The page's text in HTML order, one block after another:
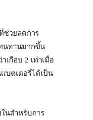
ช่วยลดการ
นทานมากขึ้น
เกือบ 2 เท่าเมื่อ
แบตเตอรี่ได้เป็น
นสำหรับการ